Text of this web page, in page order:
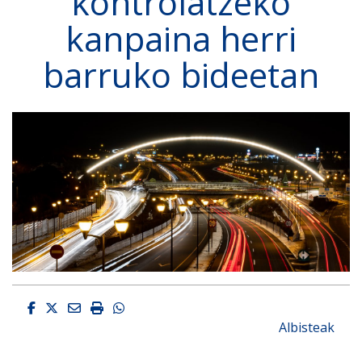
kanpaina herri
barruko bideetan
Facebook
Twitter
EmailImprimirWhatsapp
Albisteak